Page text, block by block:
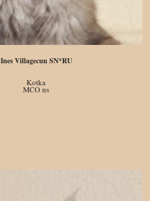
Ines Villagecun SN*RU
Kotka
MCO ns